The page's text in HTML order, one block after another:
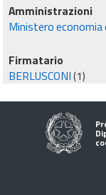
Amministrazioni
Ministero economia
Firmatario
BERLUSCONI(1)